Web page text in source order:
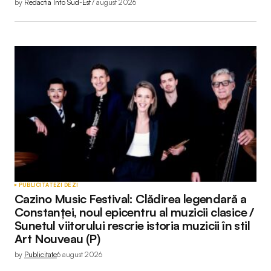
by Redactia Info Sud-Est7 august 2026
PUBLICITATEZI DE ZI
Cazino Music Festival: Clădirea legendară a
Constanței, noul epicentru al muzicii clasice /
Sunetul viitorului rescrie istoria muzicii în stil
Art Nouveau (P)
by Publicitate6 august 2026